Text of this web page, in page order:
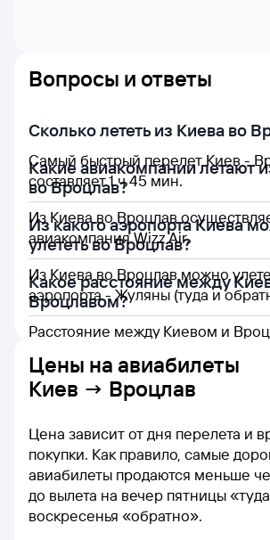
Вопросы и ответы
Сколько лететь из Киева во
Самый быстрый перелет Киев -
составляет 1 ч 45 мин.
Какие авиакомпании летают
во Вроцлав?
Из Киева во Вроцлав
авиакомпания Wizz Air.
Из какого аэропорта Киева
улететь во Вроцлав?
Из Киева во Вроцлав можно
аэропорта - Жуляны (туда и
Какое расстояние между
Вроцлавом?
Расстояние между Киевом и
Цены на авиабилеты
Киев → Вроцлав
Цена зависит от дня перелета и
покупки. Как правило, самые
авиабилеты продаются меньше
до вылета на вечер пятницы
воскресенья «обратно».